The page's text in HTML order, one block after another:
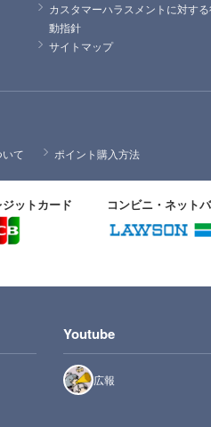
カスタマーハラスメントに対す
動指針
サイトマップ
て ポイント購入方法
ジットカード コンビニ・ネット
Youtube
広報